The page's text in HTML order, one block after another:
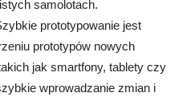
samolotach.
prototypowanie jest
prototypów nowych
jak smartfony, tablety czy
wprowadzanie zmian i